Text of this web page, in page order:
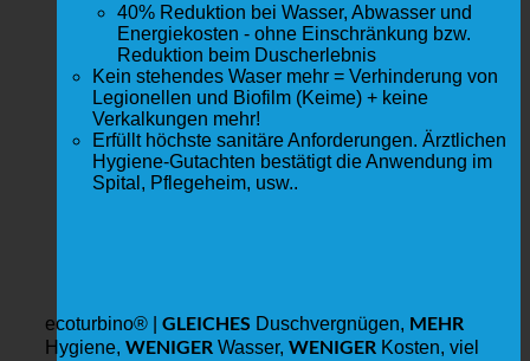
40% Reduktion bei Wasser, Abwasser und
Energiekosten - ohne Einschränkung bzw.
Reduktion beim Duscherlebnis
Kein stehendes Waser mehr = Verhinderung von
Legionellen und Biofilm (Keime) + keine
Verkalkungen mehr!
Erfüllt höchste sanitäre Anforderungen. Ärztlichen
Hygiene-Gutachten bestätigt die Anwendung im
Spital, Pflegeheim, usw..
ecoturbino® | GLEICHES Duschvergnügen, MEHR
Hygiene, WENIGER Wasser, WENIGER Kosten, viel